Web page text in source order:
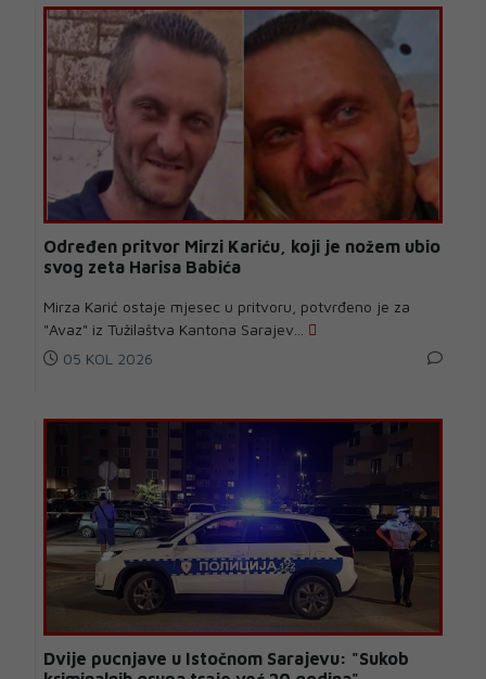
Određen pritvor Mirzi Kariću, koji je nožem ubio
svog zeta Harisa Babića
Mirza Karić ostaje mjesec u pritvoru, potvrđeno je za
"Avaz" iz Tužilaštva Kantona Sarajev...
05 KOL 2026
Dvije pucnjave u Istočnom Sarajevu: "Sukob